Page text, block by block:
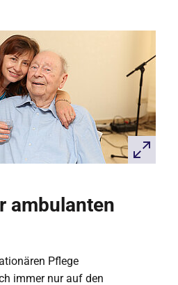
ambulanten
Pflege
immer nur auf den